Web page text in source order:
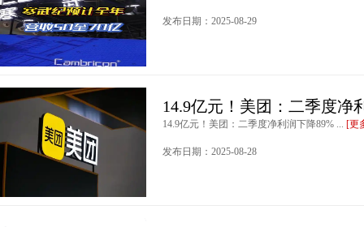
发布日期：2025-08-29
14.9亿元！美团：二季度净
14.9亿元！美团：二季度净利润下降89% ... [更
发布日期：2025-08-28